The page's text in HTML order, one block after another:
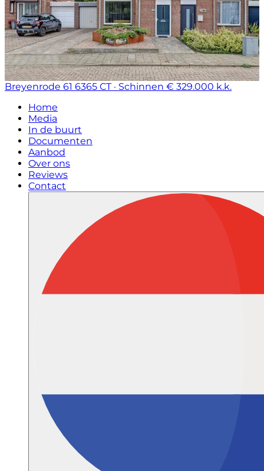
Breyenrode 61 6365 CT · Schinnen € 329.000 k.k.
Home
Media
In de buurt
Documenten
Aanbod
Over ons
Reviews
Contact